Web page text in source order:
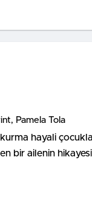
Seidi Haarla, Rupert Grint, Pamela Tola
hayali
bir ailenin